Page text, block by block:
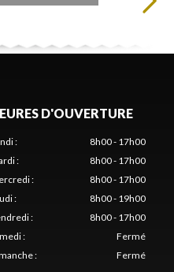
D'OUVERTURE
:
8h00 - 17h00
:
8h00 - 17h00
:
8h00 - 17h00
:
8h00 - 19h00
:
8h00 - 17h00
:
Fermé
: Fermé